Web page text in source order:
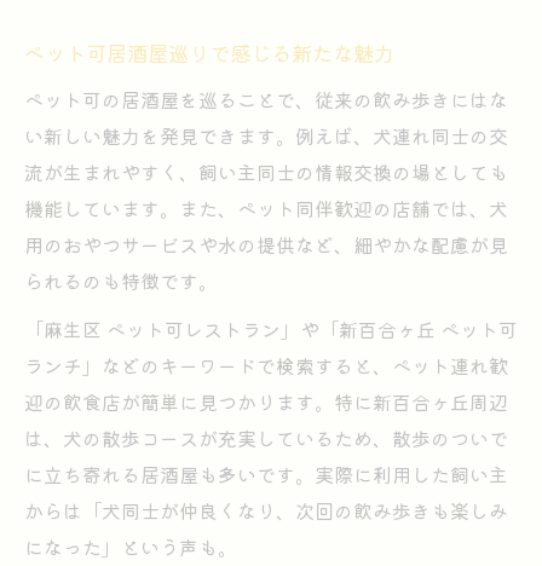
ペット可居酒屋巡りで感じる新たな魅力
ペット可の居酒屋を巡ることで、従来の飲み歩きにはな
い新しい魅力を発見できます。例えば、犬連れ同士の交
流が生まれやすく、飼い主同士の情報交換の場としても
機能しています。また、ペット同伴歓迎の店舗では、犬
用のおやつサービスや水の提供など、細やかな配慮が見
られるのも特徴です。
「麻生区 ペット可レストラン」や「新百合ヶ丘 ペット可
ランチ」などのキーワードで検索すると、ペット連れ歓
迎の飲食店が簡単に見つかります。特に新百合ヶ丘周辺
は、犬の散歩コースが充実しているため、散歩のついで
に立ち寄れる居酒屋も多いです。実際に利用した飼い主
からは「犬同士が仲良くなり、次回の飲み歩きも楽しみ
になった」という声も。